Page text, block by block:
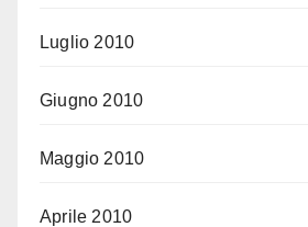
Luglio 2010
Giugno 2010
Maggio 2010
Aprile 2010